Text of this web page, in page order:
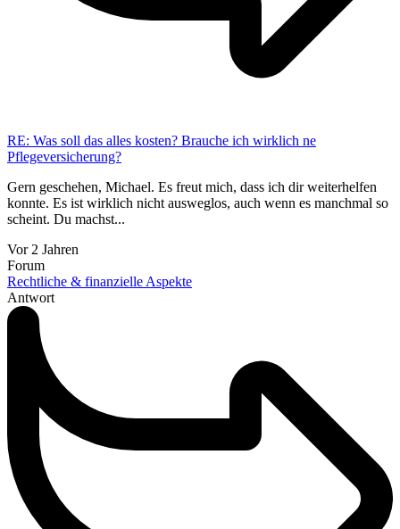
RE: Was soll das alles kosten? Brauche ich wirklich ne
Pflegeversicherung?
Gern geschehen, Michael. Es freut mich, dass ich dir weiterhelfen
konnte. Es ist wirklich nicht ausweglos, auch wenn es manchmal so
scheint. Du machst...
Vor 2 Jahren
Forum
Rechtliche & finanzielle Aspekte
Antwort